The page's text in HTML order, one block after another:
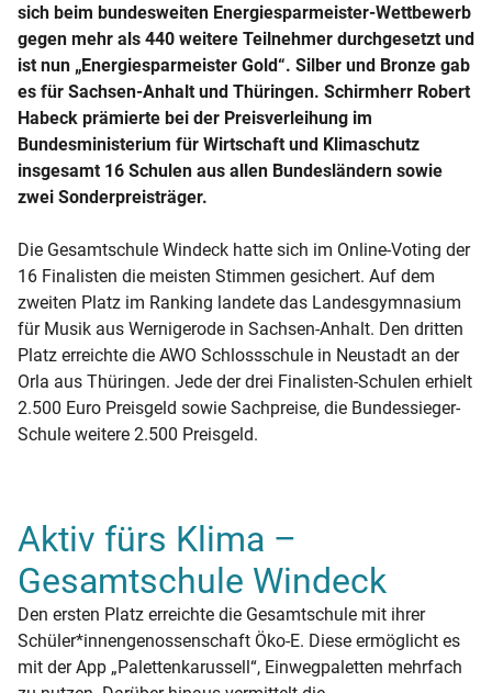
sich beim bundesweiten Energiesparmeister-Wettbewerb
gegen mehr als 440 weitere Teilnehmer durchgesetzt und
ist nun „Energiesparmeister Gold“. Silber und Bronze gab
es für Sachsen-Anhalt und Thüringen. Schirmherr Robert
Habeck prämierte bei der Preisverleihung im
Bundesministerium für Wirtschaft und Klimaschutz
insgesamt 16 Schulen aus allen Bundesländern sowie
zwei Sonderpreisträger.
Die Gesamtschule Windeck hatte sich im Online-Voting der
16 Finalisten die meisten Stimmen gesichert. Auf dem
zweiten Platz im Ranking landete das Landesgymnasium
für Musik aus Wernigerode in Sachsen-Anhalt. Den dritten
Platz erreichte die AWO Schlossschule in Neustadt an der
Orla aus Thüringen. Jede der drei Finalisten-Schulen erhielt
2.500 Euro Preisgeld sowie Sachpreise, die Bundessieger-
Schule weitere 2.500 Preisgeld.
Aktiv fürs Klima –
Gesamtschule Windeck
Den ersten Platz erreichte die Gesamtschule mit ihrer
Schüler*innengenossenschaft Öko-E. Diese ermöglicht es
mit der App „Palettenkarussell“, Einwegpaletten mehrfach